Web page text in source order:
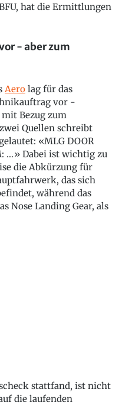
hat die Ermittlungen
- aber zum
Aero lag für das
vor -
Bezug zum
Quellen schreibt
«MLG DOOR
...» Dabei ist wichtig zu
die Abkürzung für
das sich
während das
Nose Landing Gear, als
stattfand, ist nicht
die laufenden